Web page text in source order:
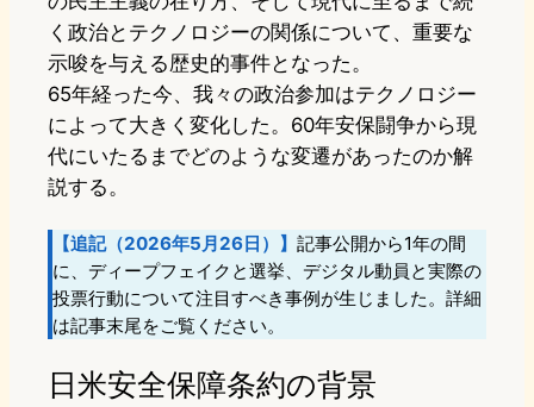
く政治とテクノロジーの関係について、重要な
示唆を与える歴史的事件となった。
65年経った今、我々の政治参加はテクノロジー
によって大きく変化した。60年安保闘争から現
代にいたるまでどのような変遷があったのか解
説する。
【追記（2026年5月26日）】 記事公開から1年の間
に、ディープフェイクと選挙、デジタル動員と実際の
投票行動について注目すべき事例が生じました。詳細
は記事末尾をご覧ください。
日米安全保障条約の背景